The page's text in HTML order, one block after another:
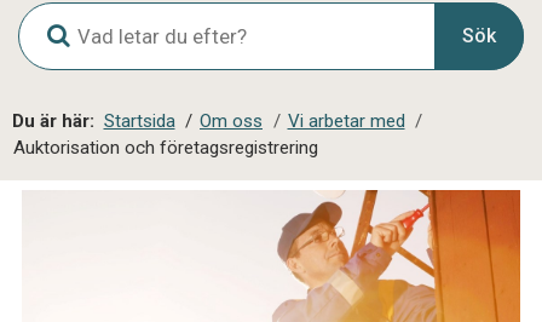
G
l
o
a
l
s
Sök
Du är här: Startsida / Om oss / Vi arbetar med /
Auktorisation och företagsregistrering